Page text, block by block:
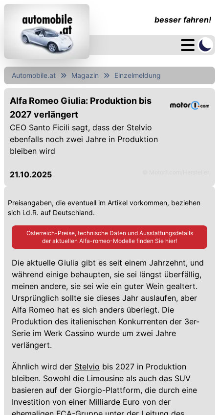
besser fahren!
Automobile.at Magazin Einzelmeldung
Alfa Romeo Giulia: Produktion bis
2027 verlängert
CEO Santo Ficili sagt, dass der Stelvio
ebenfalls noch zwei Jahre in Produktion
bleiben wird
21.10.2025
Preisangaben, die eventuell im Artikel vorkommen, beziehen
sich i.d.R. auf Deutschland.
Österreich-Preise, technische Daten und Ausstattungsdetails
der aktuellen Alfa-romeo-Modelle finden Sie hier!
Die aktuelle Giulia gibt es seit einem Jahrzehnt, und
während einige behaupten, sie sei längst überfällig,
meinen andere, sie sei wie ein guter Wein gealtert.
Ursprünglich sollte sie dieses Jahr auslaufen, aber
Alfa Romeo hat es sich anders überlegt. Die
Produktion des italienischen Konkurrenten der 3er-
Serie im Werk Cassino wurde um zwei Jahre
verlängert.
Ähnlich wird der Stelvio bis 2027 in Produktion
bleiben. Sowohl die Limousine als auch das SUV
basieren auf der Giorgio-Plattform, die durch eine
Investition von einer Milliarde Euro von der